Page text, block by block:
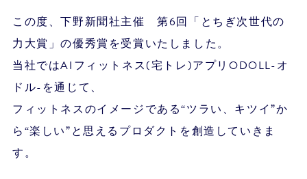
この度、下野新聞社主催 第6回「とちぎ次世代の
力大賞」の優秀賞を受賞いたしました。
当社ではAIフィットネス(宅トレ)アプリODOLL-オ
ドル-を通じて、
フィットネスのイメージである“ツラい、キツイ”か
ら“楽しい”と思えるプロダクトを創造していきま
す。